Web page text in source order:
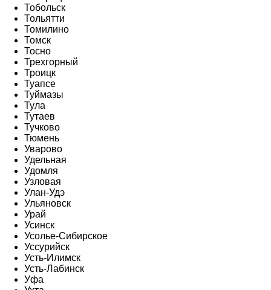
Тобольск
Тольятти
Томилино
Томск
Тосно
Трехгорный
Троицк
Туапсе
Туймазы
Тула
Тутаев
Тучково
Тюмень
Уварово
Удельная
Удомля
Узловая
Улан-Удэ
Ульяновск
Урай
Усинск
Усолье-Сибирское
Уссурийск
Усть-Илимск
Усть-Лабинск
Уфа